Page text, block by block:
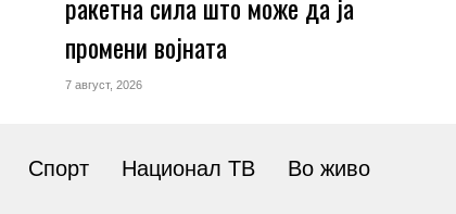
промени војната
7 август, 2026
Спорт Национал ТВ Во живо